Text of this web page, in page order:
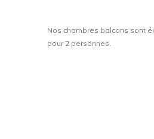
Nos chambres balcons sont
pour 2 personnes.